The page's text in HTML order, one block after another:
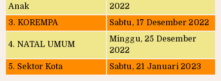
Anak
2022
3. KOREMPA
Sabtu, 17 Desember 2022
4. NATAL UMUM
Minggu, 25 Desember
2022
5. Sektor Kota
Sabtu, 21 Januari 2023